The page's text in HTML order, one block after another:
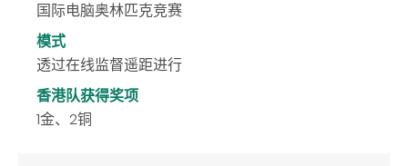
国际电脑奥林匹克竞赛
模式
透过在线监督遥距进行
香港队获得奖项
1金、2铜